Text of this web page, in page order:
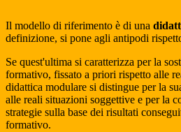
Il modello di riferimento è di una
definizione, si pone agli antipodi
Se quest'ultima si caratterizza per la
formativo, fissato a priori rispetto alle
didattica modulare si distingue per la
alle reali situazioni soggettive e per la
strategie sulla base dei risultati
formativo.